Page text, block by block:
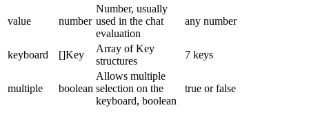
value number
Number, usually
used in the chat
evaluation
any number
keyboard []Key
Array of Key
structures
7 keys
multiple boolean
Allows multiple
selection on the
keyboard, boolean
true or false